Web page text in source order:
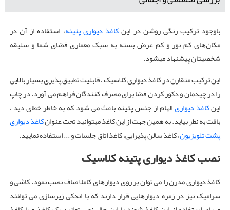
باوجود ترکیب رنگی روشن در اینکاغذ دیواری پتینه، استفاده از آن در
مکان‌های کم نور و کم عرض بسته به سبک معماری فضای شما و سلیقه
شخصیتان پیشنهاد میشود.
این ترکیب متقارن در کاغذ دیواری کلاسیک ، قابلیت تطبیق پذیری بسیار بالایی
را در چیدمان و دکور کردن فضا برای مصرف کنندگان فراهم می آورد. در چاپ
اینکاغذ دیواریالهام از جنس پتینه باعث می شود که به خاطر خطای دید ،
بافت به نظر بیاید. به همین جهت از این کاغذ میتوانید تحت عنوانکاغذ دیواری
پشت تلویزیون، کاغذ سالن پذیرایی، کاغذ اتاق جلسات و ... استفاده نمایید.
نصب کاغذ دیواری پتینه کلاسیک
کاغذ دیواری مدرن را می توان بر روی دیوارهای کاملا صاف نصب نمود. کاشی و
سرامیک نیز در زمره دیوارهایی قرار دارند که با اندکی زیرسازی می توانند